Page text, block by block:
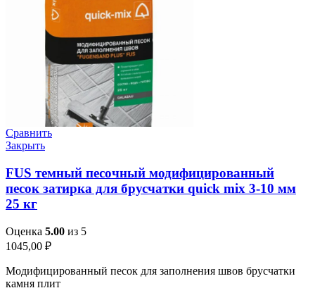
Сравнить
Закрыть
FUS темный песочный модифицированный
песок затирка для брусчатки quick mix 3-10 мм
25 кг
Оценка 5.00 из 5
1045,00 ₽
Модифицированный песок для заполнения швов брусчатки
камня плит